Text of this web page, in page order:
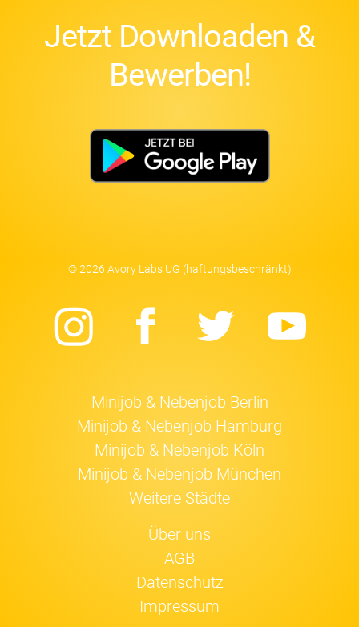
Jetzt Downloaden &
Bewerben!
© 2026 Avory Labs UG (haftungsbeschränkt)
Instagram
Facebook
Twitter
Minijob & Nebenjob Berlin
Minijob & Nebenjob Hamburg
Minijob & Nebenjob Köln
Minijob & Nebenjob München
Weitere Städte
Über uns
AGB
Datenschutz
Impressum